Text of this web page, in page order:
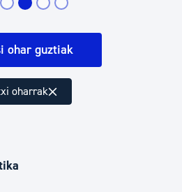
ohar guztiak
oharrak